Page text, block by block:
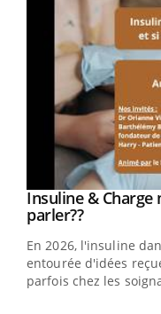
Youtube
Insuline & Charge
parler??Youtube
En 2026, l'insuline
entourée d'idées
parfois chez les